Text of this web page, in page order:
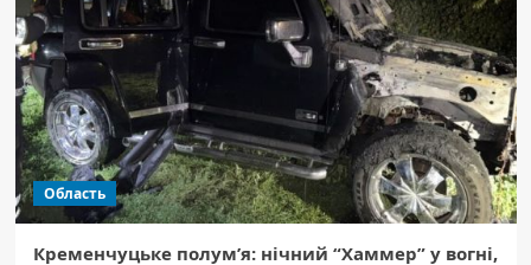
Область
Кременчуцьке полум’я: нічний “Хаммер” у вогні,